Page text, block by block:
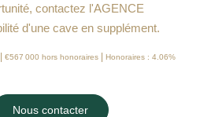
contactez l'AGENCE
d'une cave en supplément.
| €567 000 hors honoraires | Honoraires : 4.06%
Nous contacter